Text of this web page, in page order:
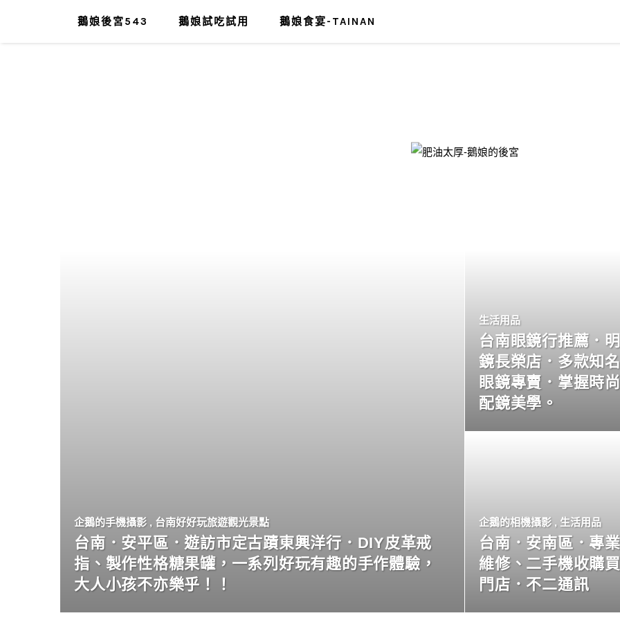
鵝娘後宮543 鵝娘試吃試用 鵝娘食宴-TAINAN
肥油太厚-鵝娘的後宮
企鵝的手機攝影 , 台南好好玩旅遊觀光景點
台南．安平區．遊訪市定古蹟東興洋行．DIY皮革戒
指、製作性格糖果罐，一系列好玩有趣的手作體驗，
大人小孩不亦樂乎！！
生活用品
台南眼鏡行推薦．
鏡長榮店．多款知
眼鏡專賣．掌握時
配鏡美學。
企鵝的相機攝影 , 生活用品
台南．安南區．專
維修、二手機收購
門店．不二通訊